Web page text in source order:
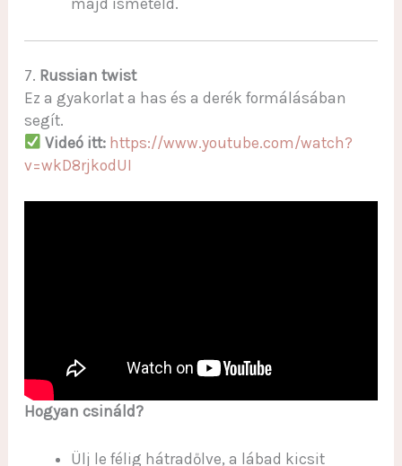
majd ismételd.
7. Russian twist
Ez a gyakorlat a has és a derék formálásában
segít.
Videó itt: https://www.youtube.com/watch?
v=wkD8rjkodUI
Hogyan csináld?
Ülj le félig hátradőlve, a lábad kicsit